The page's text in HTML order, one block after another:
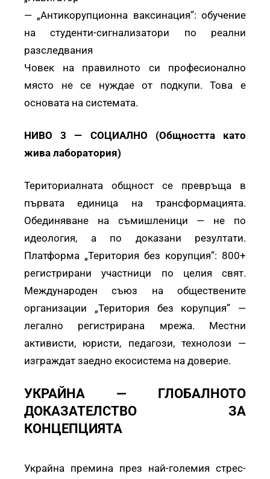
— „Антикорупционна ваксинация”: обучение
на студенти-сигнализатори по реални
разследвания
Човек на правилното си професионално
място не се нуждае от подкупи. Това е
основата на системата.
НИВО 3 — СОЦИАЛНО (Общността като
жива лаборатория)
Териториалната общност се превръща в
първата единица на трансформацията.
Обединяване на съмишленици — не по
идеология, а по доказани резултати.
Платформа „Територия без корупция”: 800+
регистрирани участници по целия свят.
Международен съюз на обществените
организации „Територия без корупция” —
легално регистрирана мрежа. Местни
активисти, юристи, педагози, технолози —
изграждат заедно екосистема на доверие.
УКРАЙНА — ГЛОБАЛНОТО
ДОКАЗАТЕЛСТВО ЗА
КОНЦЕПЦИЯТА
Украйна премина през най-големия стрес-